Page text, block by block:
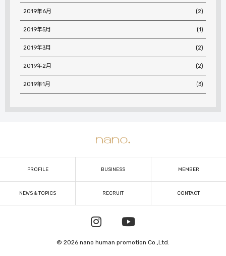
2019年6月 (2)
2019年5月 (1)
2019年3月 (2)
2019年2月 (2)
2019年1月 (3)
PROFILE BUSINESS MEMBER
NEWS & TOPICS RECRUIT CONTACT
© 2026 nano human promotion Co.,Ltd.